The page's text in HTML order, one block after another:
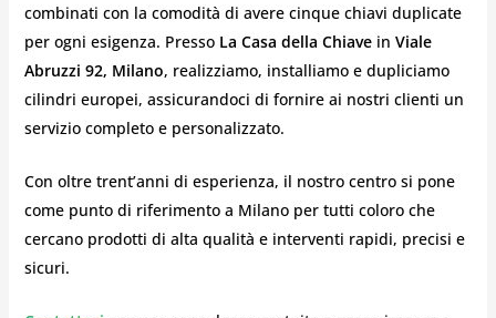
combinati con la comodità di avere cinque chiavi duplicate
per ogni esigenza. Presso La Casa della Chiavein Viale
Abruzzi 92, Milano, realizziamo, installiamo e dupliciamo
cilindri europei, assicurandoci di fornire ai nostri clienti un
servizio completo e personalizzato.
Con oltre trent’anni di esperienza, il nostro centro si pone
come punto di riferimento a Milano per tutti coloro che
cercano prodotti di alta qualità e interventi rapidi, precisi e
sicuri.